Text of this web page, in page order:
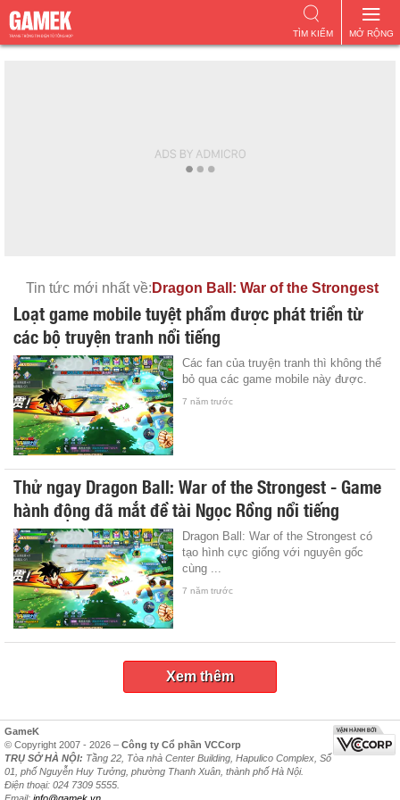
MỞ RỘNG
TÌM KIẾM
Tin tức mới nhất về: Dragon Ball: War of the Strongest
Loạt game mobile tuyệt phẩm được phát triển từ
các bộ truyện tranh nổi tiếng
Các fan của truyện tranh thì không thể
bỏ qua các game mobile này được.
7 năm trước
Thử ngay Dragon Ball: War of the Strongest - Game
hành động đã mắt đề tài Ngọc Rồng nổi tiếng
Dragon Ball: War of the Strongest có
tạo hình cực giống với nguyên gốc
cùng ...
7 năm trước
Xem thêm
GameK
© Copyright 2007 - 2026 – Công ty Cổ phần VCCorp
TRỤ SỞ HÀ NỘI: Tầng 22, Tòa nhà Center Building, Hapulico Complex, Số
01, phố Nguyễn Huy Tưởng, phường Thanh Xuân, thành phố Hà Nội.
Điện thoại: 024 7309 5555.